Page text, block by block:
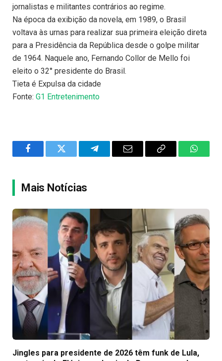
jornalistas e militantes contrários ao regime.
Na época da exibição da novela, em 1989, o Brasil
voltava às urnas para realizar sua primeira eleição direta
para a Presidência da República desde o golpe militar
de 1964. Naquele ano, Fernando Collor de Mello foi
eleito o 32° presidente do Brasil.
Tieta é Expulsa da cidade
Fonte: G1 Entretenimento
FacebookTwitter TelegramEmail
Copy
Mais Notícias
Jingles para presidente de 2026 têm funk de Lula,